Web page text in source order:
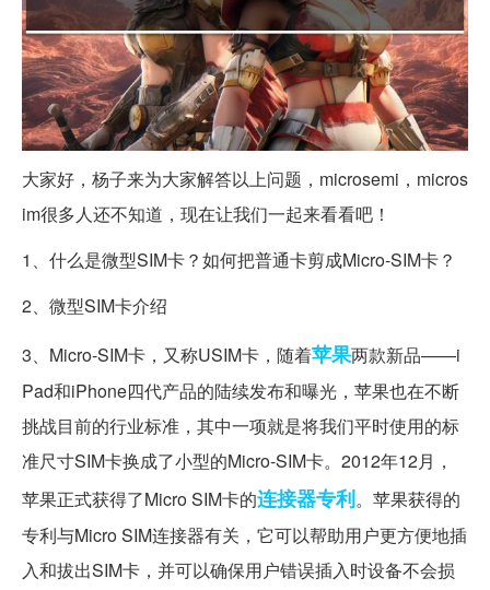
大家好，杨子来为大家解答以上问题，microsemi，micros
im很多人还不知道，现在让我们一起来看看吧！
1、什么是微型SIM卡？如何把普通卡剪成Micro-SIM卡？
2、微型SIM卡介绍
3、Micro-SIM卡，又称USIM卡，随着苹果两款新品——i
Pad和iPhone四代产品的陆续发布和曝光，苹果也在不断
挑战目前的行业标准，其中一项就是将我们平时使用的标
准尺寸SIM卡换成了小型的Micro-SIM卡。2012年12月，
苹果正式获得了Micro SIM卡的连接器专利。苹果获得的
专利与Micro SIM连接器有关，它可以帮助用户更方便地插
入和拔出SIM卡，并可以确保用户错误插入时设备不会损